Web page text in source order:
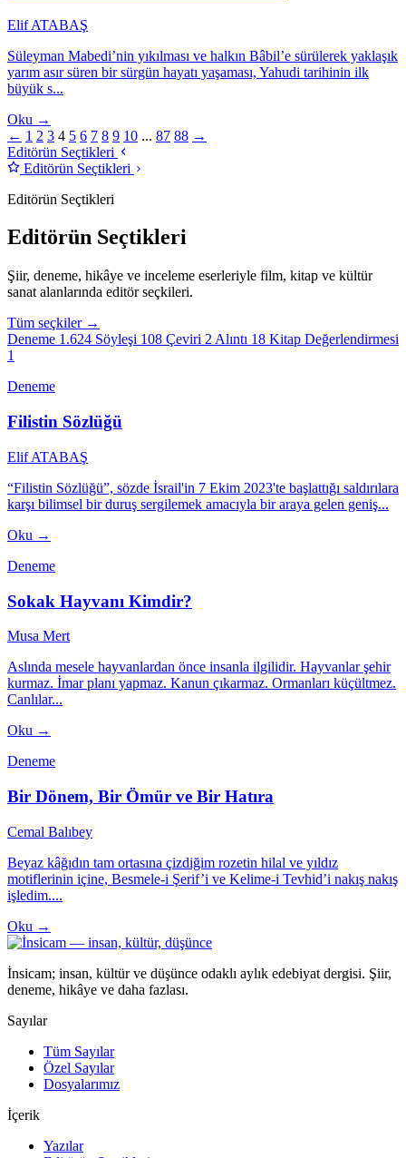
Elif ATABAŞ
Süleyman Mabedi’nin yıkılması ve halkın Bâbil’e sürülerek yaklaşık
yarım asır süren bir sürgün hayatı yaşaması, Yahudi tarihinin ilk
büyük s...
Oku →
← 1 2 3 4 5 6 7 8 9 10 ... 87 88 →
Editörün Seçtikleri
Editörün Seçtikleri
Editörün Seçtikleri
Editörün Seçtikleri
Şiir, deneme, hikâye ve inceleme eserleriyle film, kitap ve kültür
sanat alanlarında editör seçkileri.
Tüm seçkiler →
Deneme 1.624 Söyleşi 108 Çeviri 2 Alıntı 18 Kitap Değerlendirmesi
1
Deneme
Filistin Sözlüğü
Elif ATABAŞ
“Filistin Sözlüğü”, sözde İsrail'in 7 Ekim 2023'te başlattığı saldırılara
karşı bilimsel bir duruş sergilemek amacıyla bir araya gelen geniş...
Oku →
Deneme
Sokak Hayvanı Kimdir?
Musa Mert
Aslında mesele hayvanlardan önce insanla ilgilidir. Hayvanlar şehir
kurmaz. İmar planı yapmaz. Kanun çıkarmaz. Ormanları küçültmez.
Canlılar...
Oku →
Deneme
Bir Dönem, Bir Ömür ve Bir Hatıra
Cemal Balıbey
Beyaz kâğıdın tam ortasına çizdiğim rozetin hilal ve yıldız
motiflerinin içine, Besmele-i Şerif’i ve Kelime-i Tevhid’i nakış nakış
işledim....
Oku →
İnsicam; insan, kültür ve düşünce odaklı aylık edebiyat dergisi. Şiir,
deneme, hikâye ve daha fazlası.
Sayılar
Tüm Sayılar
Özel Sayılar
Dosyalarımız
İçerik
Yazılar